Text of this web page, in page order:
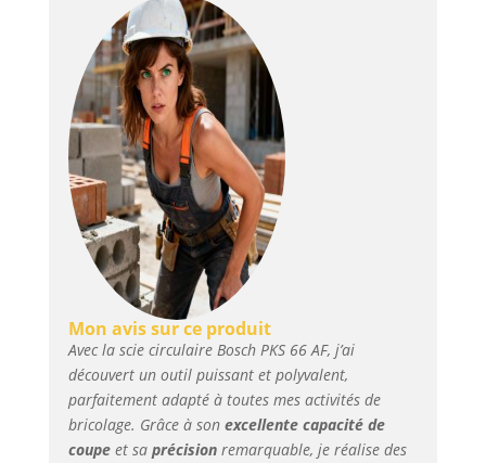
lames de scie
circulaire avec un
diamètre nominal de
190 mm Livré avec :
PKS 66 AF, boîtier
CleanSystem, guide de
coupe CutControl, trois
éléments de rail de
guidage (de 35 cm
chacun), lame
Speedline Wood
(diamètre 190 mm),
Mon avis sur ce produit
Avec la scie circulaire Bosch PKS 66 AF, j’ai
découvert un outil puissant et polyvalent,
parfaitement adapté à toutes mes activités de
bricolage. Grâce à son excellente capacité de
coupeet sa précisionremarquable, je réalise des